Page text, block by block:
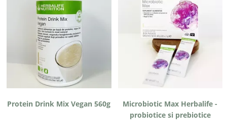
Protein Drink Mix Vegan 560g
Microbiotic Max Herbalife -
probiotice si prebiotice